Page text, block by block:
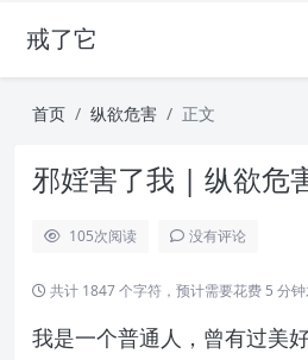
戒了它
首页 纵欲危害 正文
邪婬害了我 | 纵欲危
105次阅读 没有评论
共计 1847 个字符，预计需要花费 5 分钟
我是一个普通人，曾有过美